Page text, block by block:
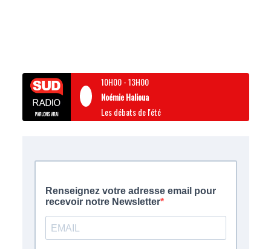
10H00-13H00
Noémie Halioua
Les débats de l'été